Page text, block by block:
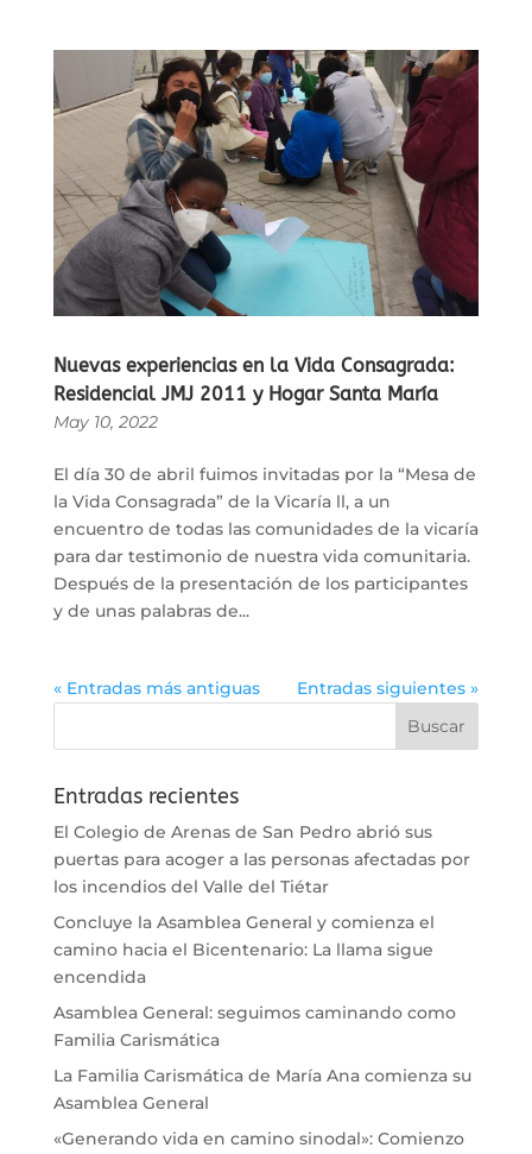
Nuevas experiencias en la Vida Consagrada:
Residencial JMJ 2011 y Hogar Santa María
May 10, 2022
El día 30 de abril fuimos invitadas por la “Mesa de
la Vida Consagrada” de la Vicaría ll, a un
encuentro de todas las comunidades de la vicaría
para dar testimonio de nuestra vida comunitaria.
Después de la presentación de los participantes
y de unas palabras de...
« Entradas más antiguas Entradas siguientes »
Entradas recientes
El Colegio de Arenas de San Pedro abrió sus
puertas para acoger a las personas afectadas por
los incendios del Valle del Tiétar
Concluye la Asamblea General y comienza el
camino hacia el Bicentenario: La llama sigue
encendida
Asamblea General: seguimos caminando como
Familia Carismática
La Familia Carismática de María Ana comienza su
Asamblea General
«Generando vida en camino sinodal»: Comienzo